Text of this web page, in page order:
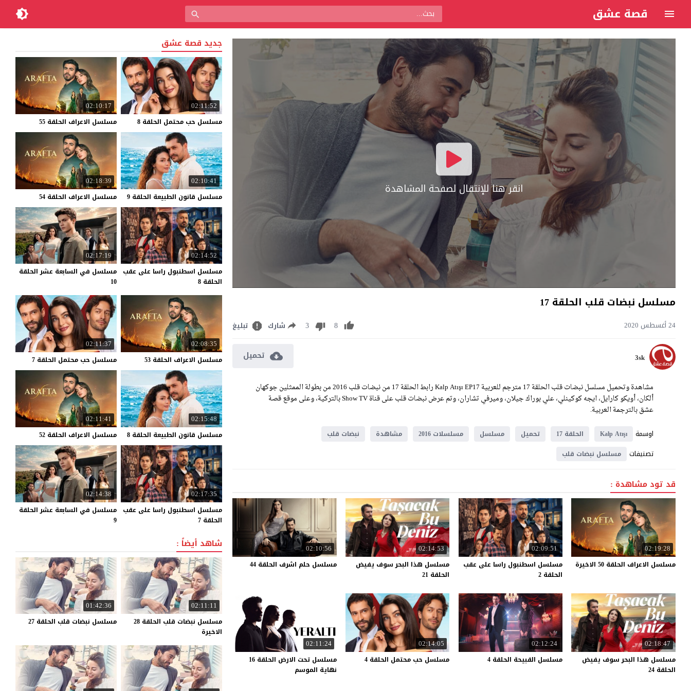
قصة عشق
انقر هنا للإنتقال لصفحة المشاهدة
مسلسل نبضات قلب الحلقة 17
24 أغسطس 2020 8
3 شارك تبليغ
3sk تحميل
مشاهدة وتحميل مسلسل نبضات قلب الحلقة 17 مترجم للعربية Kalp Atışı EP17 رابط الحلقة 17 من نبضات قلب 2016 من بطولة الممثلين جوكهان
ألكان، أويكو كارايل، ايجه كوكينلي، علي بوراك جيلان، وميرفي تشاران، وتم عرض نبضات قلب على قناة Show TV بالتركية، وعلى موقع قصة
عشق بالترجمة العربية.
اوسمة
Kalp Atışı الحلقة 17 تحميل مسلسل مسلسلات 2016 مشاهدة نبضات قلب
تصنيفات مسلسل نبضات قلب
قد تود مشاهدة :
02:19:28
مسلسل الاعراف الحلقة 50 الاخيرة
02:09:51
مسلسل اسطنبول راسا على عقب
الحلقة 2
02:14:53
مسلسل هذا البحر سوف يفيض
الحلقة 21
02:10:56
مسلسل حلم اشرف الحلقة 44
02:18:47
مسلسل هذا البحر سوف يفيض
الحلقة 24
02:12:24
مسلسل القبيحة الحلقة 4
02:14:05
مسلسل حب محتمل الحلقة 4
02:11:24
مسلسل تحت الارض الحلقة 16
نهاية الموسم
جديد قصة عشق
02:11:52
مسلسل حب محتمل الحلقة 8
02:10:17
مسلسل الاعراف الحلقة 55
02:10:41
مسلسل قانون الطبيعة الحلقة 9
02:18:39
مسلسل الاعراف الحلقة 54
02:14:52
مسلسل اسطنبول راسا على عقب
الحلقة 8
02:17:19
مسلسل في السابعة عشر الحلقة
10
02:08:35
مسلسل الاعراف الحلقة 53
02:11:37
مسلسل حب محتمل الحلقة 7
02:15:48
مسلسل قانون الطبيعة الحلقة 8
02:11:41
مسلسل الاعراف الحلقة 52
02:17:35
مسلسل اسطنبول راسا على عقب
الحلقة 7
02:14:38
مسلسل في السابعة عشر الحلقة
9
شاهد أيضاً :
02:11:11
مسلسل نبضات قلب الحلقة 28
الاخيرة
01:42:36
مسلسل نبضات قلب الحلقة 27